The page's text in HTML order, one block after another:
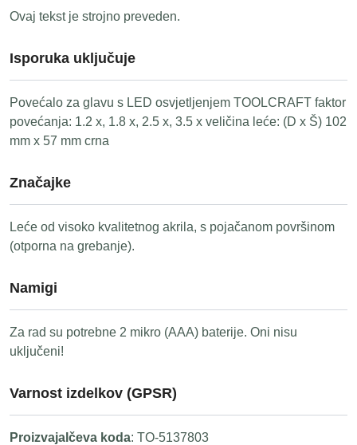
Ovaj tekst je strojno preveden.
Isporuka uključuje
Povećalo za glavu s LED osvjetljenjem TOOLCRAFT faktor
povećanja: 1.2 x, 1.8 x, 2.5 x, 3.5 x veličina leće: (D x Š) 102
mm x 57 mm crna
Značajke
Leće od visoko kvalitetnog akrila, s pojačanom površinom
(otporna na grebanje).
Namigi
Za rad su potrebne 2 mikro (AAA) baterije. Oni nisu
uključeni!
Varnost izdelkov (GPSR)
Proizvajalčeva koda: TO-5137803